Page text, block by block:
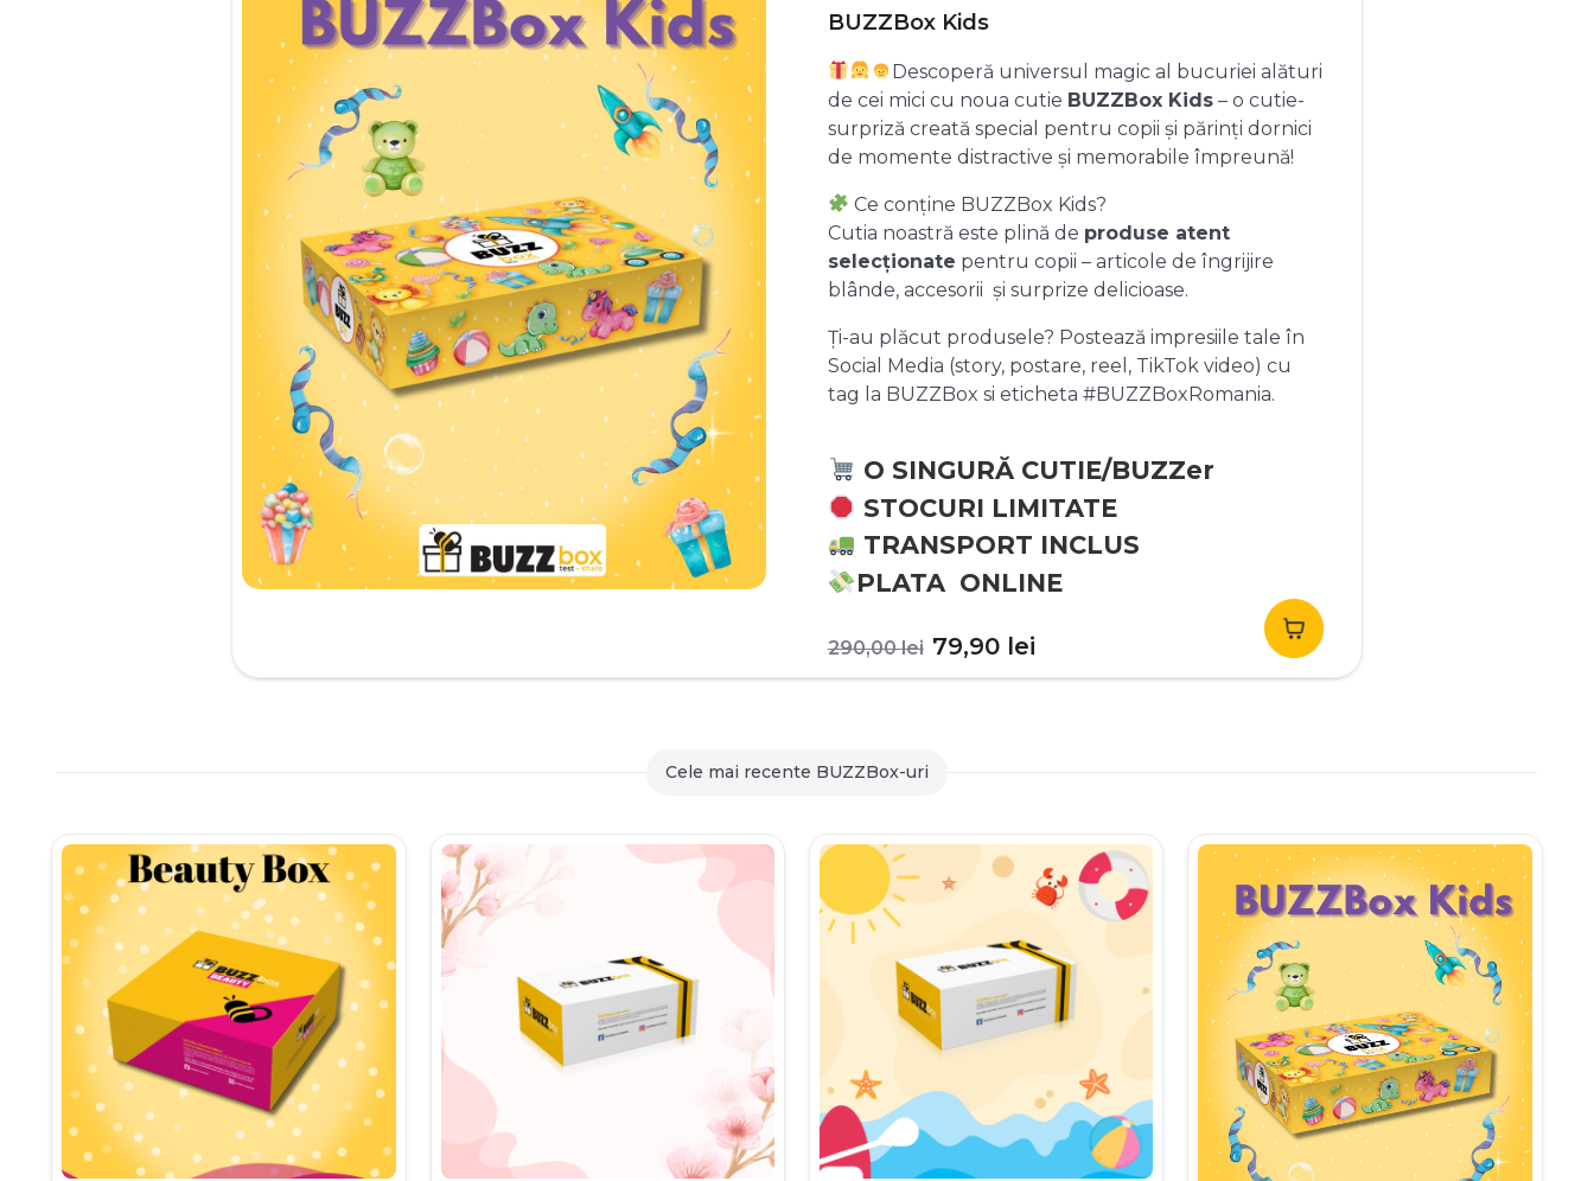
BUZZBox Kids
Descoperă universul magic al bucuriei alături
de cei mici cu noua cutie BUZZBox Kids– o cutie-
surpriză creată special pentru copii și părinți dornici
de momente distractive și memorabile împreună!
Ce conține BUZZBox Kids?
Cutia noastră este plină de produse atent
selecționate pentru copii – articole de îngrijire
blânde, accesorii și surprize delicioase.
Ți-au plăcut produsele? Postează impresiile tale în
Social Media (story, postare, reel, TikTok video) cu
tag la BUZZBox si eticheta #BUZZBoxRomania.
O SINGURĂ CUTIE/BUZZer
STOCURI LIMITATE
TRANSPORT INCLUS
PLATA ONLINE
290,00lei Prețul
inițial
79,90 leiPrețul
curent
Cele mai recente BUZZBox-uri